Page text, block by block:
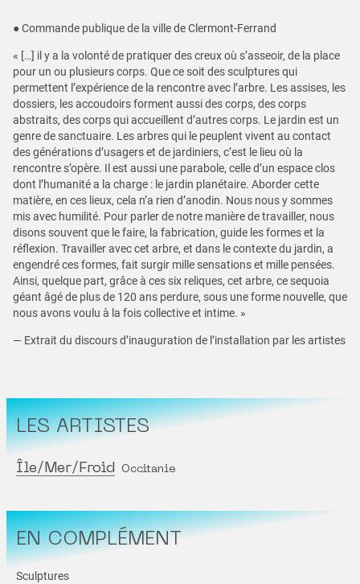
● Commande publique de la ville de Clermont-Ferrand
« […] il y a la volonté de pratiquer des creux où s’asseoir, de la place
pour un ou plusieurs corps. Que ce soit des sculptures qui
permettent l’expérience de la rencontre avec l’arbre. Les assises, les
dossiers, les accoudoirs forment aussi des corps, des corps
abstraits, des corps qui accueillent d’autres corps. Le jardin est un
genre de sanctuaire. Les arbres qui le peuplent vivent au contact
des générations d’usagers et de jardiniers, c’est le lieu où la
rencontre s’opère. Il est aussi une parabole, celle d’un espace clos
dont l’humanité a la charge : le jardin planétaire. Aborder cette
matière, en ces lieux, cela n’a rien d’anodin. Nous nous y sommes
mis avec humilité. Pour parler de notre manière de travailler, nous
disons souvent que le faire, la fabrication, guide les formes et la
réflexion. Travailler avec cet arbre, et dans le contexte du jardin, a
engendré ces formes, fait surgir mille sensations et mille pensées.
Ainsi, quelque part, grâce à ces six reliques, cet arbre, ce sequoia
géant âgé de plus de 120 ans perdure, sous une forme nouvelle, que
nous avons voulu à la fois collective et intime. »
— Extrait du discours d’inauguration de l’installation par les artistes
LES ARTISTES
Île/Mer/Froid Occitanie
EN COMPLÉMENT
Sculptures